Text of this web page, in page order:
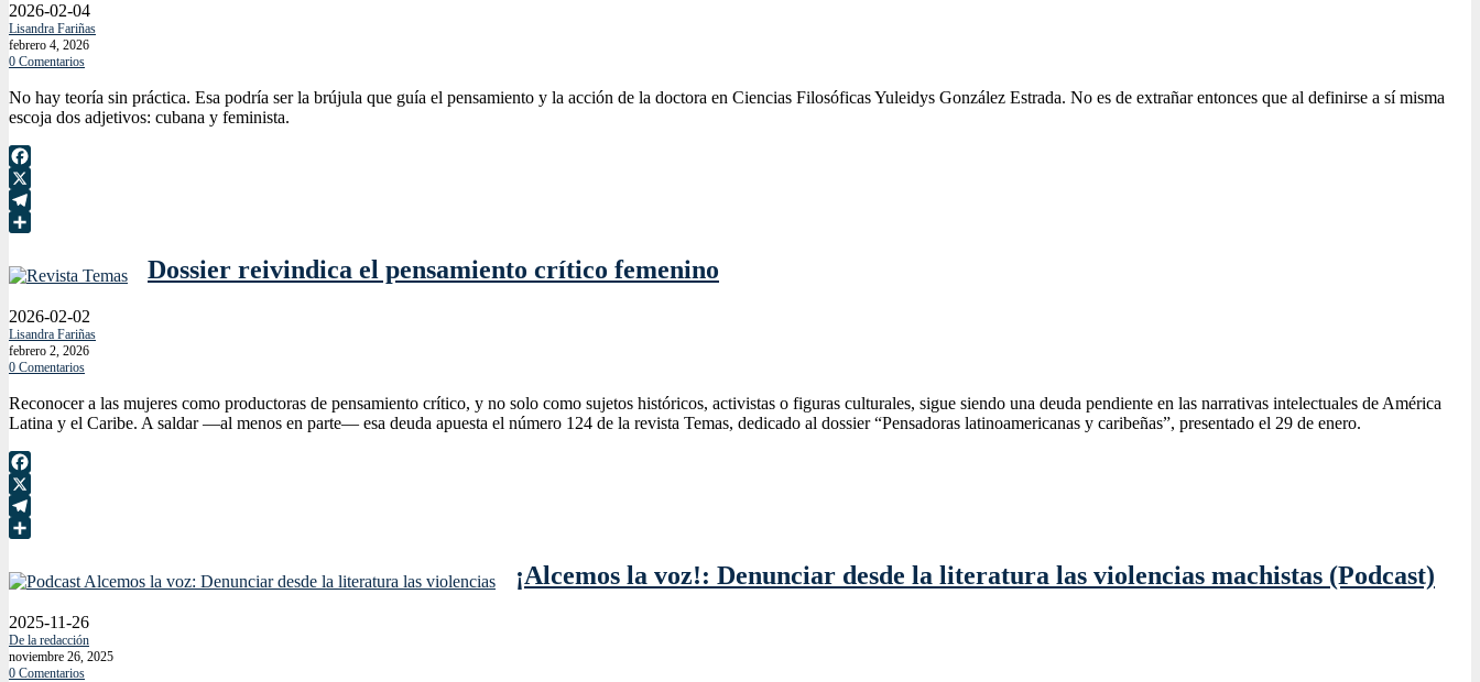
2026-02-04
Lisandra Fariñas
febrero 4, 2026
0 Comentarios
No hay teoría sin práctica. Esa podría ser la brújula que guía el pensamiento y la acción de la doctora en Ciencias Filosóficas Yuleidys González Estrada. No es de extrañar entonces que al definirse a sí misma
escoja dos adjetivos: cubana y feminista.
Facebook
X
Telegram
Dossier reivindica el pensamiento crítico femenino
2026-02-02
Lisandra Fariñas
febrero 2, 2026
0 Comentarios
Reconocer a las mujeres como productoras de pensamiento crítico, y no solo como sujetos históricos, activistas o figuras culturales, sigue siendo una deuda pendiente en las narrativas intelectuales de América
Latina y el Caribe. A saldar —al menos en parte— esa deuda apuesta el número 124 de la revista Temas, dedicado al dossier “Pensadoras latinoamericanas y caribeñas”, presentado el 29 de enero.
Facebook
X
Telegram
¡Alcemos la voz!: Denunciar desde la literatura las violencias machistas (Podcast)
2025-11-26
De la redacción
noviembre 26, 2025
0 Comentarios